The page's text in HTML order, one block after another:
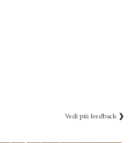
Vedi più feedback ❯